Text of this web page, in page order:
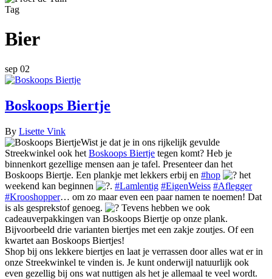
Tag
Bier
sep 02
Boskoops Biertje
By Lisette Vink
Wist je dat je in ons rijkelijk gevulde
Streekwinkel ook het Boskoops Biertje tegen komt? Heb je
binnenkort gezellige mensen aan je tafel. Presenteer dan het
Boskoops Biertje. Een plankje met lekkers erbij en #hop
het
weekend kan beginnen
. #Lamlentig #EigenWeiss #Aflegger
#Krooshopper… om zo maar even een paar namen te noemen! Dat
is als gesprekstof genoeg.
Tevens hebben we ook
cadeauverpakkingen van Boskoops Biertje op onze plank.
Bijvoorbeeld drie varianten biertjes met een zakje zoutjes. Of een
kwartet aan Boskoops Biertjes!
Shop bij ons lekkere biertjes en laat je verrassen door alles wat er in
onze Streekwinkel te vinden is. Je kunt onderwijl natuurlijk ook
even gezellig bij ons wat nuttigen als het je allemaal te veel wordt.